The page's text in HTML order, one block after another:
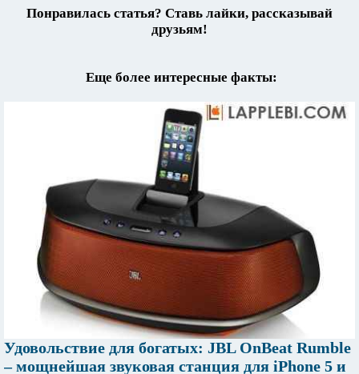
Понравилась статья? Ставь лайки, рассказывай
друзьям!
Еще более интересные факты:
Удовольствие для богатых: JBL OnBeat Rumble
– мощнейшая звуковая станция для iPhone 5 и